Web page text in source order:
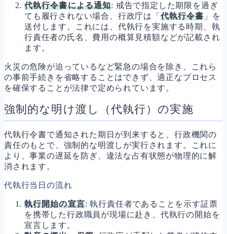
代執行令書による通知: 戒告で指定した期限を過ぎ
ても履行されない場合、行政庁は「 代執行令書 」を
送付します。これには、代執行を実施する時期、執
行責任者の氏名、費用の概算見積額などが記載され
ます。
火災の危険が迫っているなど緊急の場合を除き、これら
の事前手続きを省略することはできず、適正なプロセス
を確保することが法律で定められています。
強制的な明け渡し（代執行）の実施
代執行令書で通知された期日が到来すると、行政機関の
責任のもとで、強制的な明渡しが実行されます。これに
より、事業の遅延を防ぎ、違法な占有状態が物理的に解
消されます。
代執行当日の流れ
執行開始の宣言: 執行責任者であることを示す証票
を携帯した行政職員が現場に赴き、代執行の開始を
宣言します。